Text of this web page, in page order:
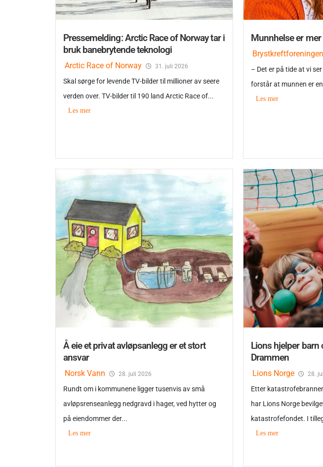
Pressemelding: Arctic Race of Norway tar i
bruk banebrytende teknologi
Arctic Race of Norway 31. juli 2026
Skal sørge for levende TV-bilder til millioner av seere
verden over. TV-bilder til 190 land Arctic Race of...
Les mer
Munnhelse er
Brystkreftforeningen
– Det er på tide at vi
forstår at munnen er
Les mer
Å eie et privat avløpsanlegg er et stort
ansvar
Norsk Vann 28. juli 2026
Rundt om i kommunene ligger tusenvis av små
avløpsrenseanlegg nedgravd i hager, ved hytter og
på eiendommer der...
Les mer
Lions hjelper barn
Drammen
Lions Norge 28.
Etter
har Lions Norge
katastrofefondet. I
Les mer